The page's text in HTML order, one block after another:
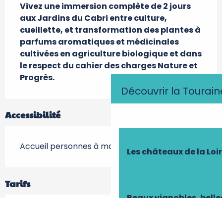
Découvrir la
Les châteaux de la
Vivez une immersion complète de 2 jours
aux Jardins du Cabri entre culture,
cueillette, et transformation des plantes à
parfums aromatiques et médicinales
cultivées en agriculture biologique et dans
le respect du cahier des charges Nature et
Progrès.
Accessibilité
Accueil personnes à mobilité réduite
Tarifs